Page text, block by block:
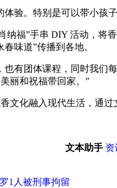
验。特别是可以带小孩
纳福”手串 DIY 活动，
味道”传播到各地。
有团体课程，同时我们
丽和祝福带回家。”
文化融入现代生活，通
文本助手 资
1人被刑事拘留